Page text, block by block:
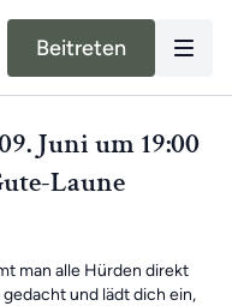
Beitreten
Juni um 19:00
Laune
man alle Hürden direkt
und lädt dich ein,